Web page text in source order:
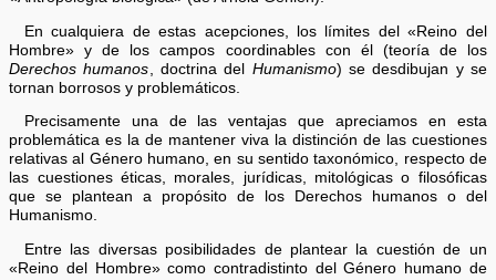
En cualquiera de estas acepciones, los límites del «Reino del
Hombre» y de los campos coordinables con él (teoría de los
Derechos humanos , doctrina del Humanismo) se desdibujan y se
tornan borrosos y problemáticos.
Precisamente una de las ventajas que apreciamos en esta
problemática es la de mantener viva la distinción de las cuestiones
relativas al Género humano, en su sentido taxonómico, respecto de
las cuestiones éticas, morales, jurídicas, mitológicas o filosóficas
que se plantean a propósito de los Derechos humanos o del
Humanismo.
Entre las diversas posibilidades de plantear la cuestión de un
«Reino del Hombre» como contradistinto del Género humano de